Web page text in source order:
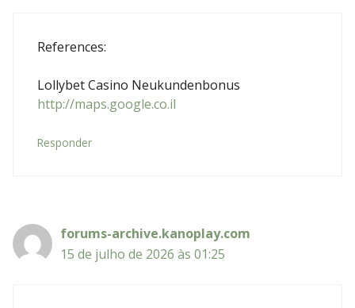
References:
Lollybet Casino Neukundenbonus
http://maps.google.co.il
Responder
forums-archive.kanoplay.com
15 de julho de 2026 às 01:25